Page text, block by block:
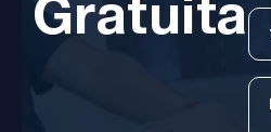
Gratuita